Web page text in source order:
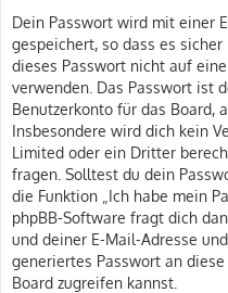
Dein Passwort wird mit einer
gespeichert, so dass es
dieses Passwort nicht auf
verwenden. Das Passwort ist
Benutzerkonto für das Board,
Insbesondere wird dich kein
Limited oder ein Dritter
fragen. Solltest du dein
die Funktion „Ich habe mein
phpBB-Software fragt dich
und deiner E-Mail-Adresse
generiertes Passwort an
Board zugreifen kannst.